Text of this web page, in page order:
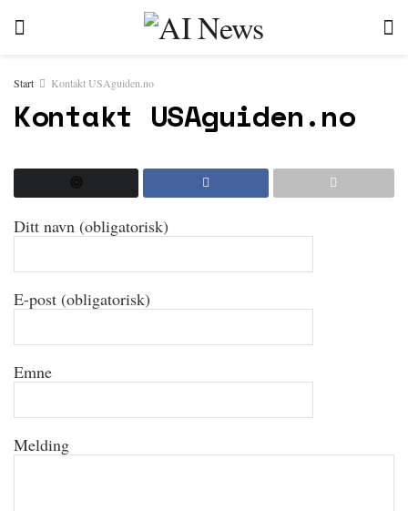
Start Kontakt USAguiden.no
Kontakt USAguiden.no
Ditt navn (obligatorisk)
E-post (obligatorisk)
Emne
Melding